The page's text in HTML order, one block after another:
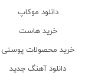
دانلود موکاپ
خرید هاست
خرید محصولات پوستی
دانلود آهنگ جدید